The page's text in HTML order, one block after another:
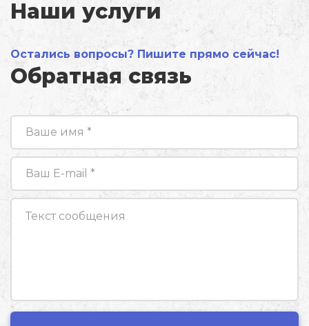
Наши услуги
Остались вопросы? Пишите прямо сейчас!
Обратная связь